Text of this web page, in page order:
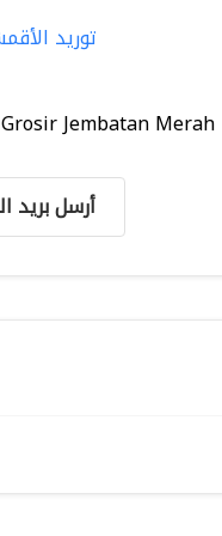
توريد
Jembatan Merah
أرسل بريد